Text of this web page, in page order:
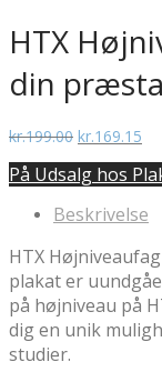
HTX
din
kr.199.00 Den
pris
kr.199.00.
kr.169.15
På Udsalg hos
Beskrivelse
HTX
plakat er
på højniveau på
dig en unik
studier.